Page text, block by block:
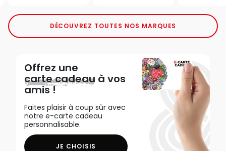
DÉCOUVREZ TOUTES NOS MARQUES
Offrez une
carte cadeau à vos
amis !
Faites plaisir à coup sûr avec
notre e-carte cadeau
personnalisable.
JE CHOISIS